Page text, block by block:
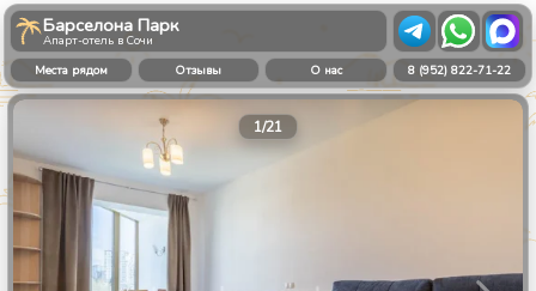
Барселона Парк
Апарт-отель в Сочи
Места рядом
Отзывы О нас 8 (952) 822-71-22
1/21